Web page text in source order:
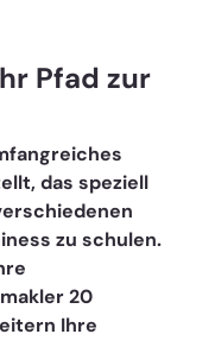
Pfad zur
das speziell
zu schulen.
20
Ihre